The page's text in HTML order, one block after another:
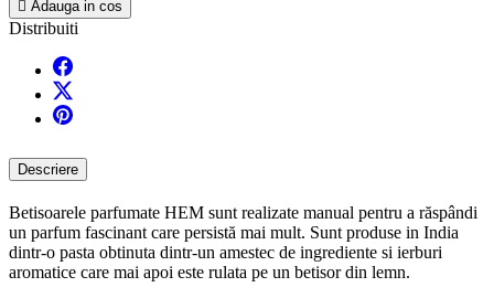
 Adauga in cos
Distribuiti
Descriere
Betisoarele parfumate HEM sunt realizate manual pentru a răspândi
un parfum fascinant care persistă mai mult. Sunt produse in India
dintr-o pasta obtinuta dintr-un amestec de ingrediente si ierburi
aromatice care mai apoi este rulata pe un betisor din lemn.